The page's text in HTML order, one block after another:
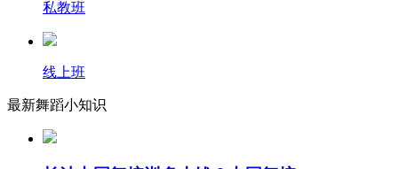
私教班
线上班
最新舞蹈小知识